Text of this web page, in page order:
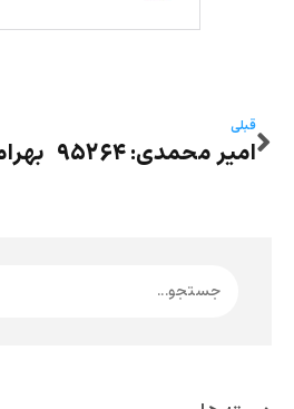
قبلی
امیر محمدی: ۹۵۲۶۴